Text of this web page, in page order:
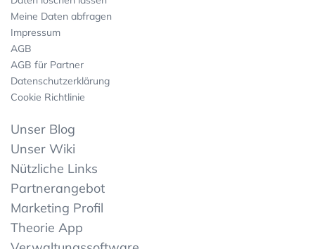
Meine Daten abfragen
Impressum
AGB
AGB für Partner
Datenschutzerklärung
Cookie Richtlinie
Unser Blog
Unser Wiki
Nützliche Links
Partnerangebot
Marketing Profil
Theorie App